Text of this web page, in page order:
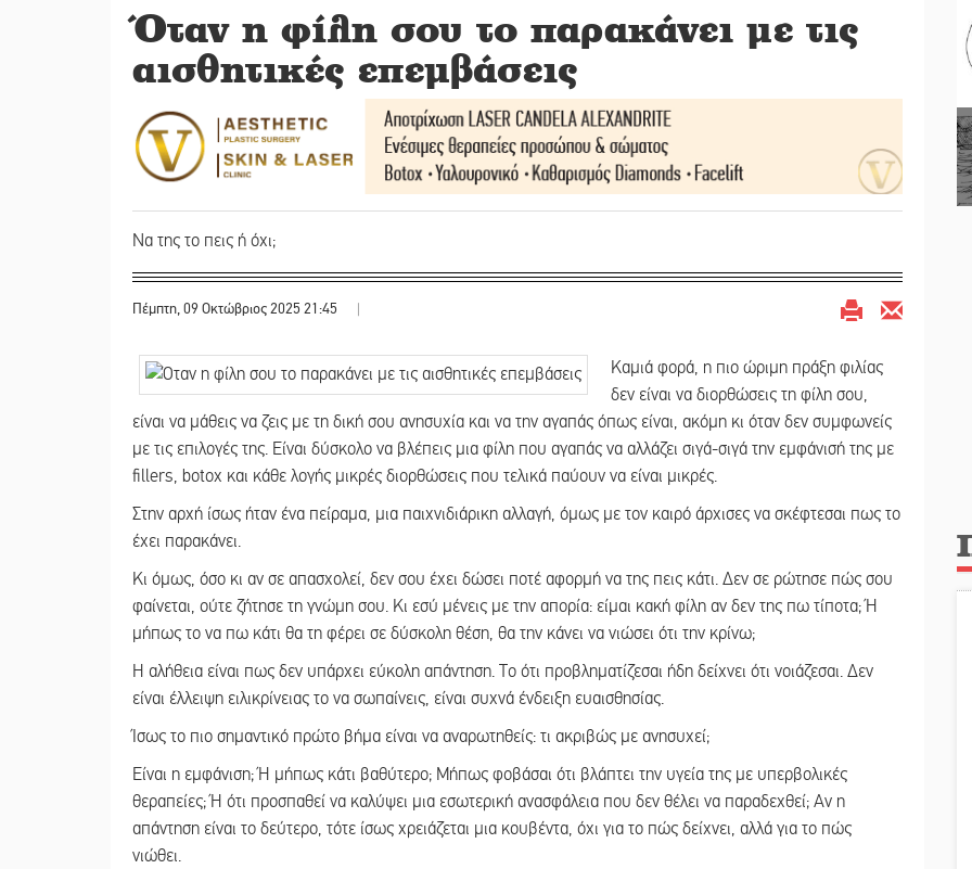
Όταν η φίλη σου το παρακάνει με τις
αισθητικές επεμβάσεις
Να της το πεις ή όχι;
Πέμπτη, 09 Οκτώβριος 2025 21:45 |
Καμιά φορά, η πιο ώριμη πράξη φιλίας
δεν είναι να διορθώσεις τη φίλη σου,
είναι να μάθεις να ζεις με τη δική σου ανησυχία και να την αγαπάς όπως είναι, ακόμη κι όταν δεν συμφωνείς
με τις επιλογές της. Είναι δύσκολο να βλέπεις μια φίλη που αγαπάς να αλλάζει σιγά-σιγά την εμφάνισή της με
fillers, botox και κάθε λογής μικρές διορθώσεις που τελικά παύουν να είναι μικρές.
Στην αρχή ίσως ήταν ένα πείραμα, μια παιχνιδιάρικη αλλαγή, όμως με τον καιρό άρχισες να σκέφτεσαι πως το
έχει παρακάνει.
Κι όμως, όσο κι αν σε απασχολεί, δεν σου έχει δώσει ποτέ αφορμή να της πεις κάτι. Δεν σε ρώτησε πώς σου
φαίνεται, ούτε ζήτησε τη γνώμη σου. Κι εσύ μένεις με την απορία: είμαι κακή φίλη αν δεν της πω τίποτα; Ή
μήπως το να πω κάτι θα τη φέρει σε δύσκολη θέση, θα την κάνει να νιώσει ότι την κρίνω;
Η αλήθεια είναι πως δεν υπάρχει εύκολη απάντηση. Το ότι προβληματίζεσαι ήδη δείχνει ότι νοιάζεσαι. Δεν
είναι έλλειψη ειλικρίνειας το να σωπαίνεις, είναι συχνά ένδειξη ευαισθησίας.
Ίσως το πιο σημαντικό πρώτο βήμα είναι να αναρωτηθείς: τι ακριβώς με ανησυχεί;
Είναι η εμφάνιση; Ή μήπως κάτι βαθύτερο; Μήπως φοβάσαι ότι βλάπτει την υγεία της με υπερβολικές
θεραπείες; Ή ότι προσπαθεί να καλύψει μια εσωτερική ανασφάλεια που δεν θέλει να παραδεχθεί; Αν η
απάντηση είναι το δεύτερο, τότε ίσως χρειάζεται μια κουβέντα, όχι για το πώς δείχνει, αλλά για το πώς
νιώθει.